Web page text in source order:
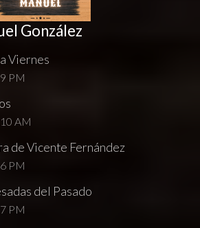
González
Viernes
PM
AM
de Vicente Fernández
PM
del Pasado
PM